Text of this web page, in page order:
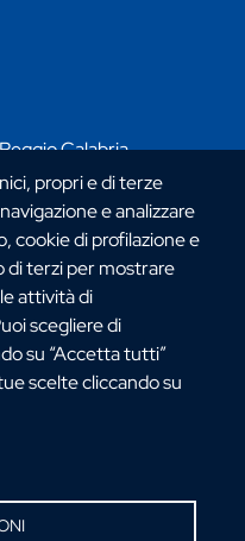
propri e di terze
e analizzare
cookie di profilazione e
terzi per mostrare
attività di
scegliere di
su “Accetta tutti”
scelte cliccando su
Calabria
YouTube
Studi